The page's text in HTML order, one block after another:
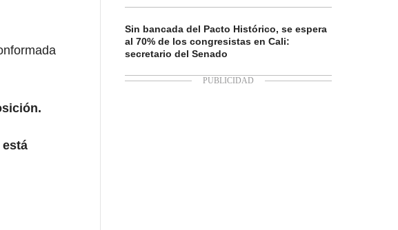
Sin bancada del Pacto Histórico, se espera
al 70% de los congresistas en Cali:
secretario del Senado